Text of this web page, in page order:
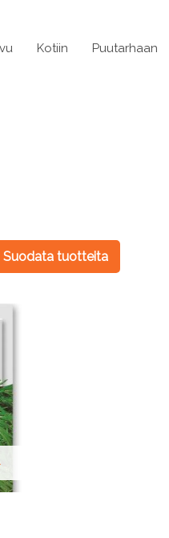
Kotiin Puutarhaan
Suodata tuotteita